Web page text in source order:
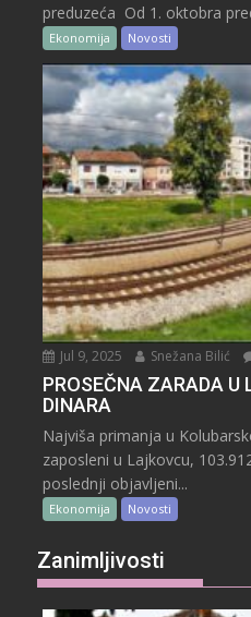
preduzeća Od 1. oktobra
Ekonomija Novosti
Jul 9, 2025 Snežana Bilić
PROSEČNA ZARADA
DINARA
Najviša primanja u
zaposleni u Lajkovcu,
poslednji objavljeni...
Ekonomija Novosti
Zanimljivosti